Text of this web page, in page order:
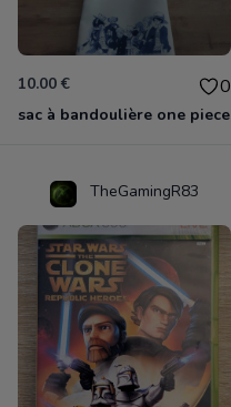
10.00 € 0
sac à bandoulière one piece
TheGamingR83